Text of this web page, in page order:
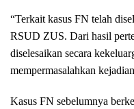
“Terkait kasus FN telah
RSUD ZUS. Dari hasil
diselesaikan secara
mempermasalahkan
Kasus FN sebelumnya